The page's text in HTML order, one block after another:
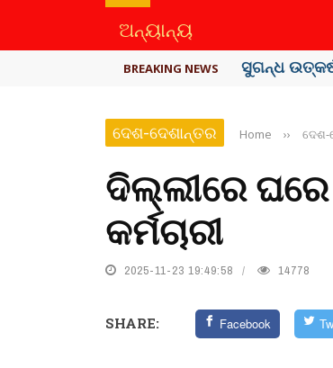
ଅନ୍ୟାନ୍ୟ
BREAKING NEWS ୟୁପିଆଇ ଓ
ଦେଶ-ଦେଶାନ୍ତର Home ›› ଦେଶ-
ଦିଲ୍ଲୀରେ
କର୍ମଚାରୀ
2025-11-23 19:49:58 14778
SHARE: Facebook